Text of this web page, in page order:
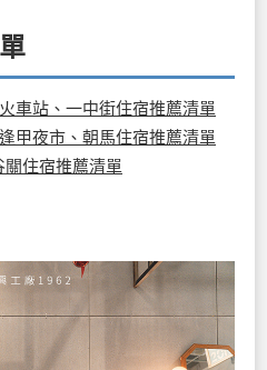
車站、一中街住宿推薦清單
甲夜市、朝馬住宿推薦清單
關住宿推薦清單